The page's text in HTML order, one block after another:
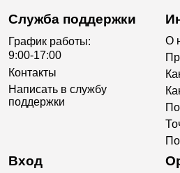
Служба поддержки
График работы:
9:00-17:00
Контакты
Написать в службу
поддержки
О
Вход